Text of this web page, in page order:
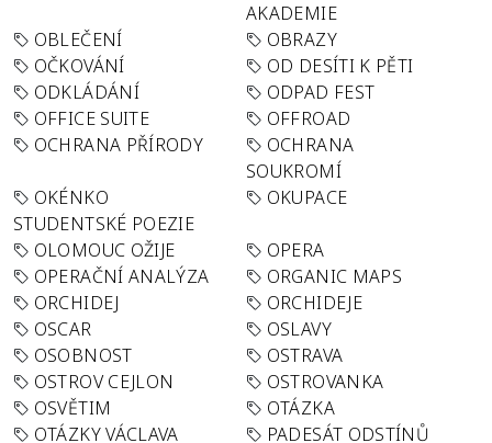
AKADEMIE
OBLEČENÍ
OBRAZY
OČKOVÁNÍ
OD DESÍTI K PĚTI
ODKLÁDÁNÍ
ODPAD FEST
OFFICE SUITE
OFFROAD
OCHRANA PŘÍRODY
OCHRANA
SOUKROMÍ
OKÉNKO
STUDENTSKÉ POEZIE
OKUPACE
OLOMOUC OŽIJE
OPERA
OPERAČNÍ ANALÝZA
ORGANIC MAPS
ORCHIDEJ
ORCHIDEJE
OSCAR
OSLAVY
OSOBNOST
OSTRAVA
OSTROV CEJLON
OSTROVANKA
OSVĚTIM
OTÁZKA
OTÁZKY VÁCLAVA
PADESÁT ODSTÍNŮ